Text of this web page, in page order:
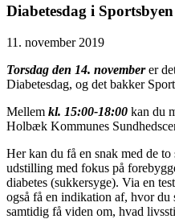
Diabetesdag i Sportsbyen
11. november 2019
Torsdag den 14. novemberer
Diabetesdag, og det bakker
Mellem kl. 15:00-18:00 kan du
Holbæk Kommunes
Her kan du få en snak med de
udstilling med fokus på
diabetes (sukkersyge). Via en
også få en indikation af, hvor
samtidig få viden om, hvad